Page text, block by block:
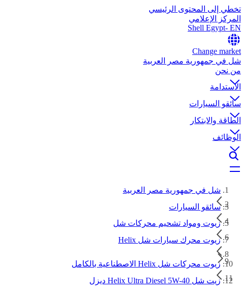
تخطي إلى المحتوى الرئيسي
المركز الإعلامي
Shell Egypt- EN
Change market
شل في جمهورية مصر العربية
من نحن
الاستدامة
سائقو السيارات
الطاقة والابتكار
الوظائف
شل في جمهورية مصر العربية
سائقو السيارات
زيوت ومواد تشحيم محركات شل
زيوت محرك سيارات شل Helix
زيوت محركات شل Helix الاصطناعية بالكامل
زيت شل Helix Ultra Diesel 5W-40 ديزل